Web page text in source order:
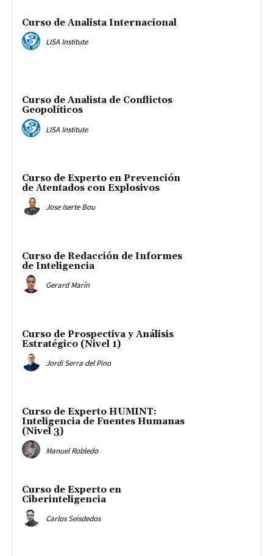
Curso de Analista Internacional
LISA Institute
Curso de Analista de Conflictos
Geopolíticos
LISA Institute
Curso de Experto en Prevención
de Atentados con Explosivos
Jose Iserte Bou
Curso de Redacción de Informes
de Inteligencia
Gerard Marín
Curso de Prospectiva y Análisis
Estratégico (Nivel 1)
Jordi Serra del Pino
Curso de Experto HUMINT:
Inteligencia de Fuentes Humanas
(Nivel 3)
Manuel Robledo
Curso de Experto en
Ciberinteligencia
Carlos Seisdedos